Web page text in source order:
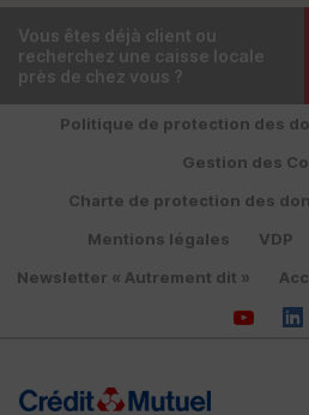
Vous êtes déjà client ou
recherchez une caisse locale
près de chez vous ?
Politique de protection des
Gestion des
Charte de protection des
Mentions légales
VDP
Newsletter « Autrement dit »